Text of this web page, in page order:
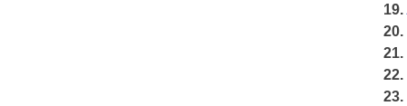
19.
20.
21.
22.
23.